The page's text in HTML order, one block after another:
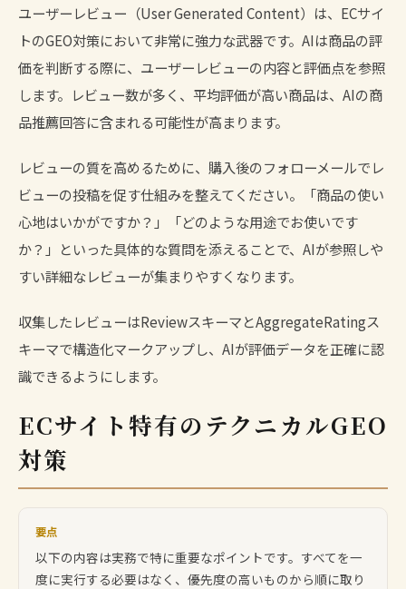
ユーザーレビュー（User Generated Content）は、ECサイ
トのGEO対策において非常に強力な武器です。AIは商品の評
価を判断する際に、ユーザーレビューの内容と評価点を参照
します。レビュー数が多く、平均評価が高い商品は、AIの商
品推薦回答に含まれる可能性が高まります。
レビューの質を高めるために、購入後のフォローメールでレ
ビューの投稿を促す仕組みを整えてください。「商品の使い
心地はいかがですか？」「どのような用途でお使いです
か？」といった具体的な質問を添えることで、AIが参照しや
すい詳細なレビューが集まりやすくなります。
収集したレビューはReviewスキーマとAggregateRatingス
キーマで構造化マークアップし、AIが評価データを正確に認
識できるようにします。
ECサイト特有のテクニカルGEO
対策
要点
以下の内容は実務で特に重要なポイントです。すべてを一
度に実行する必要はなく、優先度の高いものから順に取り